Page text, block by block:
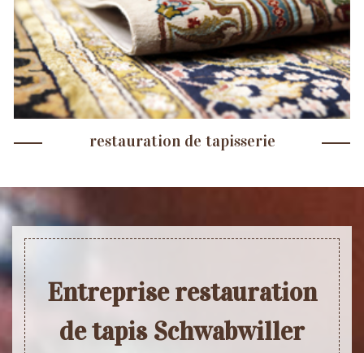
restauration de tapisserie
Entreprise restauration
de tapis Schwabwiller